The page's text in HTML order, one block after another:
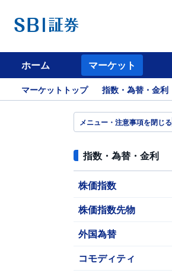
ホーム マーケット
マーケットトップ 指数・為替・金利
メニュー・注意事項を閉じる
指数・為替・金利
株価指数
株価指数先物
外国為替
コモディティ